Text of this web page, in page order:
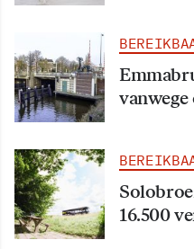
16.500